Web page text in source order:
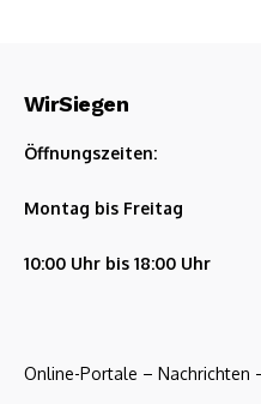
WirSiegen
Öffnungszeiten:
Montag bis Freitag
10:00 Uhr bis 18:00 Uhr
Online-Portale – Nachrichten